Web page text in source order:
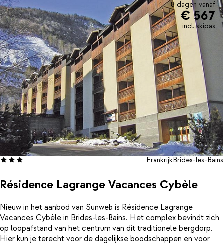
8 dagen vanaf
€ 567
incl. skipas
Résidence Lagrange Vacances Cybèle
FrankrijkBrides-les-Bains
Nieuw in het aanbod van Sunweb is Résidence Lagrange
Vacances Cybèle in Brides-les-Bains. Het complex bevindt zich
op loopafstand van het centrum van dit traditionele bergdorp.
Hier kun je terecht voor de dagelijkse boodschappen en voor